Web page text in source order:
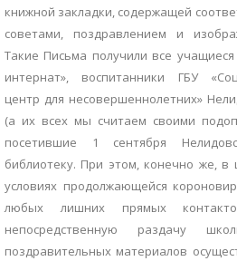
книжной закладки, содержащей
советами, поздравлением и
Такие Письма получили все
интернат», воспитанники ГБУ
центр для несовершеннолетних»
(а их всех мы считаем своими
посетившие 1 сентября
библиотеку. При этом, конечно же, в
условиях продолжающейся
любых лишних прямых
непосредственную раздачу
поздравительных материалов